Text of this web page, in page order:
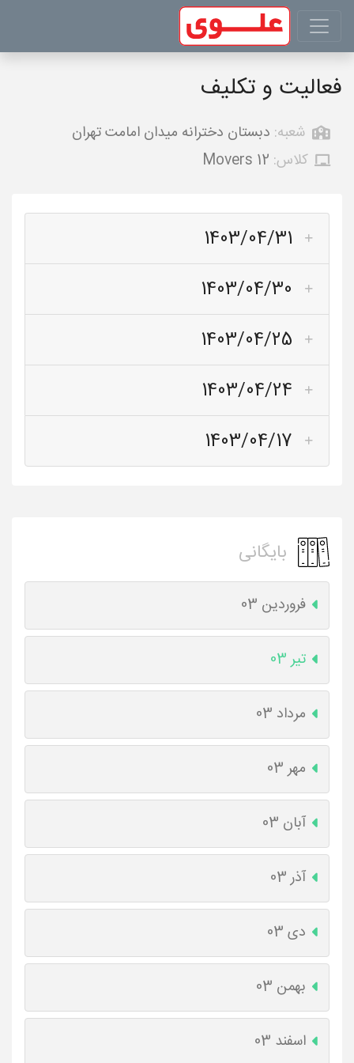
فعالیت و تکلیف
شعبه: دبستان دخترانه میدان امامت تهران
کلاس: Movers 12
1403/04/31
1403/04/30
1403/04/25
1403/04/24
1403/04/17
بایگانی
فروردین 03
تیر 03
مرداد 03
مهر 03
آبان 03
آذر 03
دی 03
بهمن 03
اسفند 03